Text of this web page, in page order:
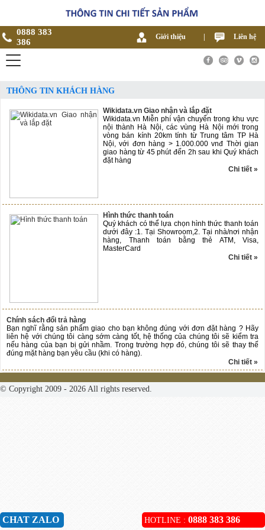
0888 383
386
Giới thiệu Liên hệ
THÔNG TIN KHÁCH HÀNG
Wikidata.vn Giao nhận và lắp đặt
Wikidata.vn Miễn phí vận chuyển trong khu vực
nội thành Hà Nội, các vùng Hà Nội mới trong
vòng bán kính 20km tính từ Trung tâm TP Hà
Nội, với đơn hàng > 1.000.000 vnđ Thời gian
giao hàng từ 45 phút đến 2h sau khi Quý khách
đặt hàng
Chi tiết »
Hình thức thanh toán
Quý khách có thể lựa chọn hình thức thanh toán
dưới đây :1. Tại Showroom,2. Tại nhà/nơi nhận
hàng, Thanh toán bằng thẻ ATM, Visa,
MasterCard
Chi tiết »
Chính sách đổi trả hàng
Bạn nghĩ rằng sản phẩm giao cho bạn không đúng với đơn đặt hàng ? Hãy
liên hệ với chúng tôi càng sớm càng tốt, hệ thống của chúng tôi sẽ kiểm tra
nếu hàng của bạn bị gửi nhầm. Trong trường hợp đó, chúng tôi sẽ thay thế
đúng mặt hàng bạn yêu cầu (khi có hàng).
Chi tiết »
© Copyright 2009 - 2026 All rights reserved.
CHAT ZALO HOTLINE : 0888 383 386